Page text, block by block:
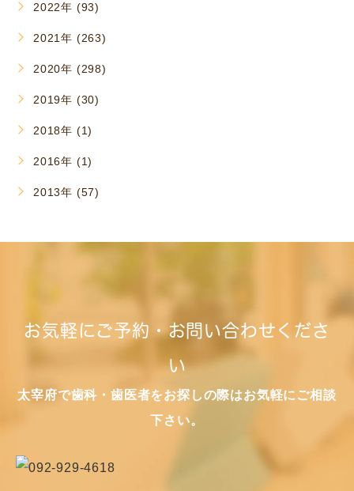
2022年 (93)
2021年 (263)
2020年 (298)
2019年 (30)
2018年 (1)
2016年 (1)
2013年 (57)
お気軽にご予約・お問い合わせくださ
い
太宰府で歯科・歯医者をお探しの際はお気軽にご相談
下さい。